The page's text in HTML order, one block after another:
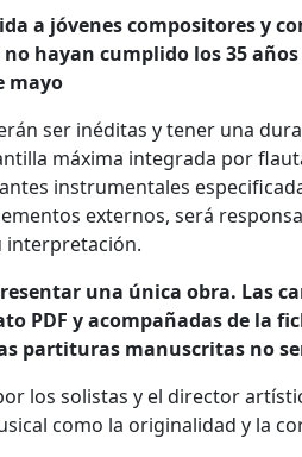
a jóvenes compositores y
hayan cumplido los 35
mayo
ser inéditas y tener una
máxima integrada por
instrumentales
externos, será
interpretación.
una única obra. Las
PDF y acompañadas de la
partituras manuscritas no
los solistas y el director
como la originalidad y la